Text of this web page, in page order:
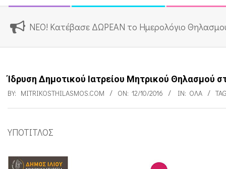
ΝΕΟ! Κατέβασε ΔΩΡΕΑΝ το Ημερολόγιο
Ίδρυση Δημοτικού Ιατρείου Μητρικού Θηλασμού
BY: MITRIKOSTHILASMOS.COM ON: 12/10/2016 IN: ΌΛΑ
δ
ΥΠΟΤΙΤΛΟΣ